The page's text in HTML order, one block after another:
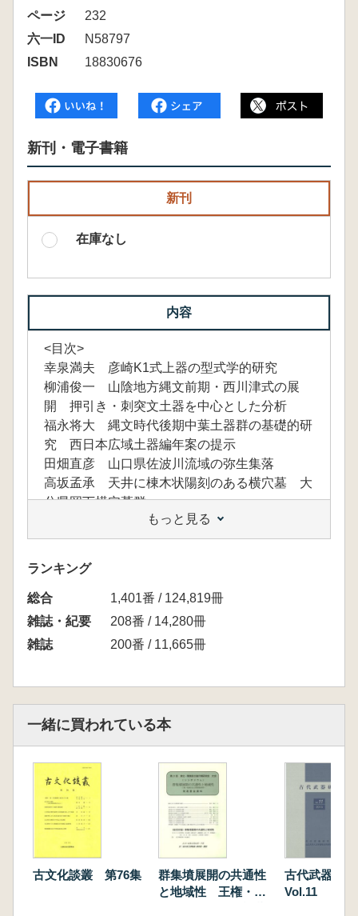
ページ
232
六一ID
N58797
ISBN
18830676
新刊・電子書籍
新刊
在庫なし
内容
<目次>
幸泉満夫 彦崎K1式上器の型式学的研究
柳浦俊一 山陰地方縄文前期・西川津式の展
開 押引き・刺突文土器を中心とした分析
福永将大 縄文時代後期中葉土器群の基礎的研
究 西日本広域土器編年案の提示
田畑直彦 山口県佐波川流域の弥生集落
高坂孟承 天井に棟木状陽刻のある横穴墓 大
分県岡下横穴墓群
小田富士雄 太宰府都城I期軒丸瓦考
日野尚志 京都平野における古代の諸問題
もっと見る
ランキング
総合
1,401番 / 124,819冊
雑誌・紀要
208番 / 14,280冊
雑誌
200番 / 11,665冊
一緒に買われている本
古文化談叢 第76集
群集墳展開の共通性
と地域性 王権・地
古代武器研
Vol.11